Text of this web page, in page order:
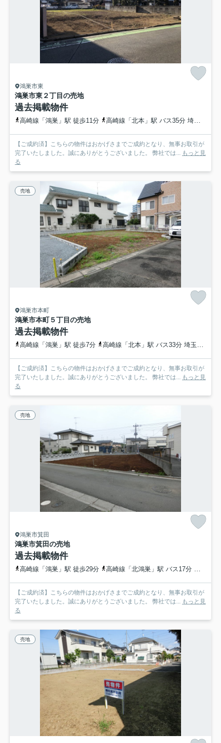
鴻巣市東
鴻巣市東２丁目の売地
過去掲載物件
高崎線「鴻巣」駅 徒歩11分 高崎線「北本」駅 バス35分 埼玉県鴻巣市「駅入口（鴻巣市）」 停歩8分
【ご成約済】こちらの物件はおかげさまでご成約となり、無事お取引が
完了いたしました。誠にありがとうございました。 弊社では... もっと見
る
売地
鴻巣市本町
鴻巣市本町５丁目の売地
過去掲載物件
高崎線「鴻巣」駅 徒歩7分 高崎線「北本」駅 バス33分 埼玉県鴻巣市「元市町」 停歩5分
【ご成約済】こちらの物件はおかげさまでご成約となり、無事お取引が
完了いたしました。誠にありがとうございました。 弊社では... もっと見
る
売地
鴻巣市箕田
鴻巣市箕田の売地
過去掲載物件
高崎線「鴻巣」駅 徒歩29分 高崎線「北鴻巣」駅 バス17分 埼玉県鴻巣市「箕田観音前」 停歩4分
【ご成約済】こちらの物件はおかげさまでご成約となり、無事お取引が
完了いたしました。誠にありがとうございました。 弊社では... もっと見
る
売地